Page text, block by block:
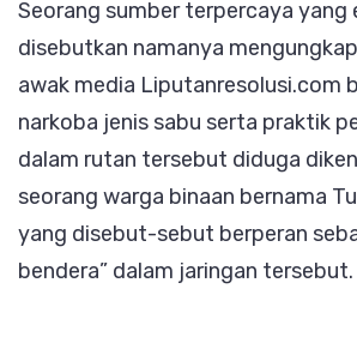
Seorang sumber terpercaya yang
disebutkan namanya
awak media Liputanresolusi.com
narkoba jenis sabu serta praktik
dalam rutan tersebut diduga
seorang warga binaan bernama
yang disebut-sebut berperan
bendera” dalam jaringan tersebut.